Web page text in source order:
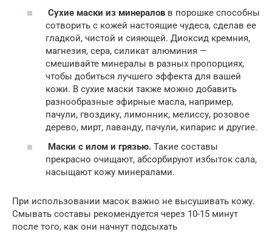
Сухие маски из минералов в порошке способны
сотворить с кожей настоящие чудеса, сделав ее
гладкой, чистой и сияющей. Диоксид кремния,
магнезия, сера, силикат алюминия —
смешивайте минералы в разных пропорциях,
чтобы добиться лучшего эффекта для вашей
кожи. В сухие маски также можно добавить
разнообразные эфирные масла, например,
пачули, гвоздику, лимонник, мелиссу, розовое
дерево, мирт, лаванду, пачули, кипарис и другие.
Маски с илом и грязью. Такие составы
прекрасно очищают, абсорбируют избыток сала,
насыщают кожу минералами.
При использовании масок важно не высушивать кожу.
Смывать составы рекомендуется через 10-15 минут
после того, как они начнут подсыхать